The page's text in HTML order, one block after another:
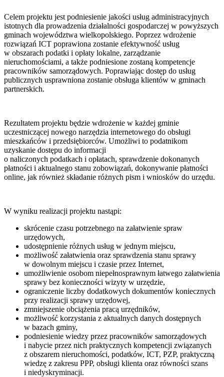
Celem projektu jest podniesienie jakości usług administracyjnych
istotnych dla prowadzenia działalności gospodarczej w powyższych
gminach województwa wielkopolskiego. Poprzez wdrożenie
rozwiązań ICT poprawiona zostanie efektywność usług
w obszarach podatki i opłaty lokalne, zarządzanie
nieruchomościami, a także podniesione zostaną kompetencje
pracowników samorządowych. Poprawiając dostęp do usług
publicznych usprawniona zostanie obsługa klientów w gminach
partnerskich.
Rezultatem projektu będzie wdrożenie w każdej gminie
uczestniczącej nowego narzędzia internetowego do obsługi
mieszkańców i przedsiębiorców. Umożliwi to podatnikom
uzyskanie dostępu do informacji
o naliczonych podatkach i opłatach, sprawdzenie dokonanych
płatności i aktualnego stanu zobowiązań, dokonywanie płatności
online, jak również składanie różnych pism i wniosków do urzędu.
W wyniku realizacji projektu nastąpi:
skrócenie czasu potrzebnego na załatwienie spraw
urzędowych,
udostępnienie różnych usług w jednym miejscu,
możliwość załatwienia oraz sprawdzenia stanu sprawy
w dowolnym miejscu i czasie przez Internet,
umożliwienie osobom niepełnosprawnym łatwego załatwienia
sprawy bez konieczności wizyty w urzędzie,
ograniczenie liczby dodatkowych dokumentów koniecznych
przy realizacji sprawy urzędowej,
zmniejszenie obciążenia pracą urzędników,
możliwość korzystania z aktualnych danych dostępnych
w bazach gminy,
podniesienie wiedzy przez pracowników samorządowych
i nabycie przez nich praktycznych kompetencji związanych
z obszarem nieruchomości, podatków, ICT, PZP, praktyczną
wiedzę z zakresu PPP, obsługi klienta oraz równości szans
i niedyskryminacji.